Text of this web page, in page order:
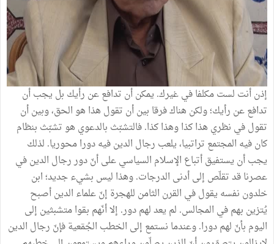
إذن أنت لست مكلفا في غيرك. يمكن أن تدافع عن رأيك بل يجب أن
تدافع عن رأيك؛ ولكن هناك فرقا بين أن تقول هذا هو الحق، وبين أن
تقول في نظري هذا كذا وهذا كذا. فالتشبّث بالدعوي هو تشبّث بنظام
كان فيه المجتمع تراتبيا، يلعب رجال الدين فيه دورا محوريا. لذلك
يجب أن يستفيق أتباع الإسلام السياسي على أنّ دور رجال الدين في
عصرنا قد تقلّص إلى أدنى الدرجات. وهذا ليس بشيء جديد؛ ابن
خلدون نفسه يقول في القرن الثامن للهجرة إنّ علماء الدين أصبح
يُتزين بهم في المجالس. لم يعد لهم دور. إلا أنّهم بقوا متشبثين إلى
اليوم بأنّ لهم دورا. وعندما نستمع إلى الخطب الجُمٓعية فإنّ رجال الدين